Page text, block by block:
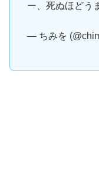
ー、死ぬほどう
— ちみを